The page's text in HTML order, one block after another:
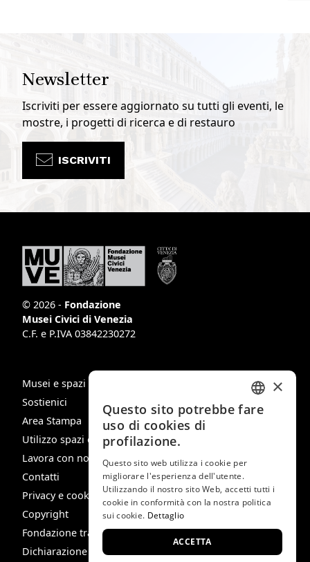
Newsletter
Iscriviti per essere aggiornato su tutti gli eventi, le
mostre, i progetti di ricerca e di restauro
ISCRIVITI
© 2026 - Fondazione
Musei Civici di Venezia
C.F. e P.IVA 03842230272
Musei e spazi
Sostienici
Area Stampa
Utilizzo spazi e immagini
Lavora con noi
Contatti
Privacy e cookie policy
Copyright
Fondazione trasparente
Dichiarazione di Accessibilità
ITALIAN
GERMAN
FRENCH
×
Questo sito potrebbe fare
uso di cookies di
profilazione.
Questo sito web utilizza i cookie per
migliorare l'esperienza dell'utente.
Utilizzando il nostro sito Web, accetti tutti i
cookie in conformità con la nostra politica
sui cookie. Dettaglio
ACCETTA